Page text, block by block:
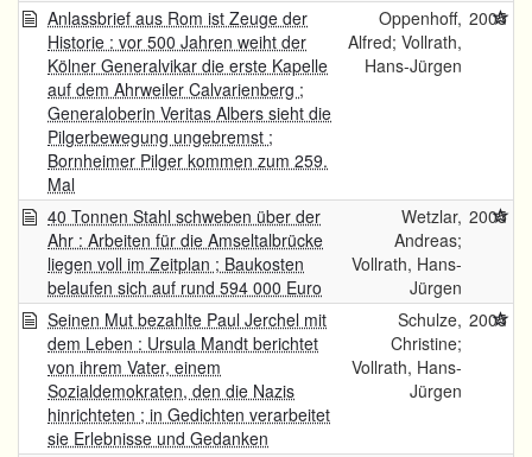
Anlassbrief aus Rom ist Zeuge der
Historie : vor 500 Jahren weiht der
Kölner Generalvikar die erste Kapelle
auf dem Ahrweiler Calvarienberg ;
Generaloberin Veritas Albers sieht die
Pilgerbewegung ungebremst ;
Bornheimer Pilger kommen zum 259.
Mal
Oppenhoff,
Alfred; Vollrath,
Hans-Jürgen
2005
40 Tonnen Stahl schweben über der
Ahr : Arbeiten für die Amseltalbrücke
liegen voll im Zeitplan ; Baukosten
belaufen sich auf rund 594 000 Euro
Wetzlar,
Andreas;
Vollrath, Hans-
Jürgen
2005
Seinen Mut bezahlte Paul Jerchel mit
dem Leben : Ursula Mandt berichtet
von ihrem Vater, einem
Sozialdemokraten, den die Nazis
hinrichteten ; in Gedichten verarbeitet
sie Erlebnisse und Gedanken
Schulze,
Christine;
Vollrath, Hans-
Jürgen
2005